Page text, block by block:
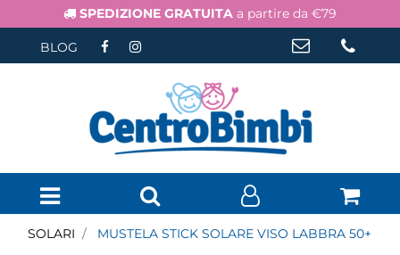
SPEDIZIONE GRATUITA a partire da €79
BLOG
Open menu
SOLARI MUSTELA STICK SOLARE VISO LABBRA 50+